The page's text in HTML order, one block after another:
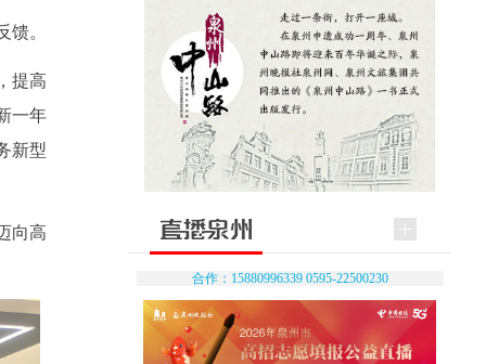
。
提高
一年
新型
向高
合作：15880996339 0595-22500230